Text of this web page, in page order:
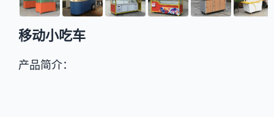
移动小吃车
产品简介：